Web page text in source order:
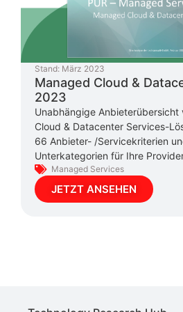
Stand: März 2023
Managed Cloud &
2023
Unabhängige Anbieterübersicht
Cloud & Datacenter Services-
66 Anbieter- /Servicekriterien
Unterkategorien für Ihre
Managed Services
JETZT ANSEHEN